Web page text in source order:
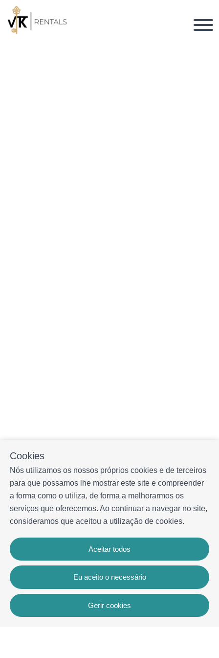
Cookies
Nós utilizamos os nossos próprios cookies e de terceiros
para que possamos lhe mostrar este site e compreender
a forma como o utiliza, de forma a melhorarmos os
serviços que oferecemos. Ao continuar a navegar no site,
consideramos que aceitou a utilização de cookies.
Aceitar todos
Eu aceito o necessário
Gerir cookies